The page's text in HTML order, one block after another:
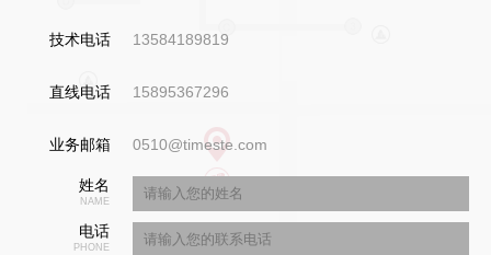
技术电话 13584189819
直线电话 15895367296
业务邮箱 0510@timeste.com
姓名
NAME
电话
PHONE